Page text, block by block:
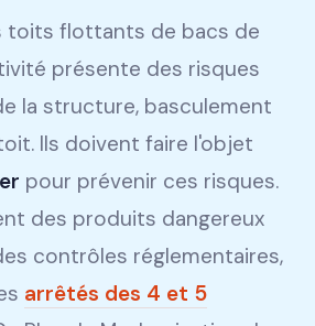
toits flottants de bacs de
présente des risques
la structure, basculement
Ils doivent faire l'objet
pour prévenir ces risques.
des produits dangereux
contrôles réglementaires,
arrêtés des 4 et 5